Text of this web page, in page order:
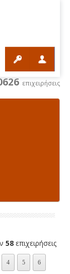
επιχειρήσεις
58 επιχειρήσεις
4 5 6